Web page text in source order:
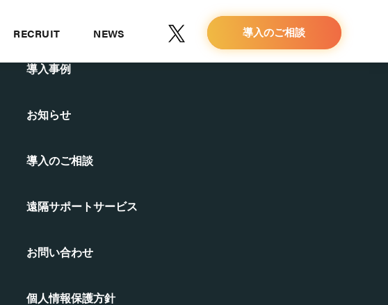
RECRUIT NEWS 導入のご相談
導入事例
お知らせ
導入のご相談
遠隔サポートサービス
お問い合わせ
個人情報保護方針